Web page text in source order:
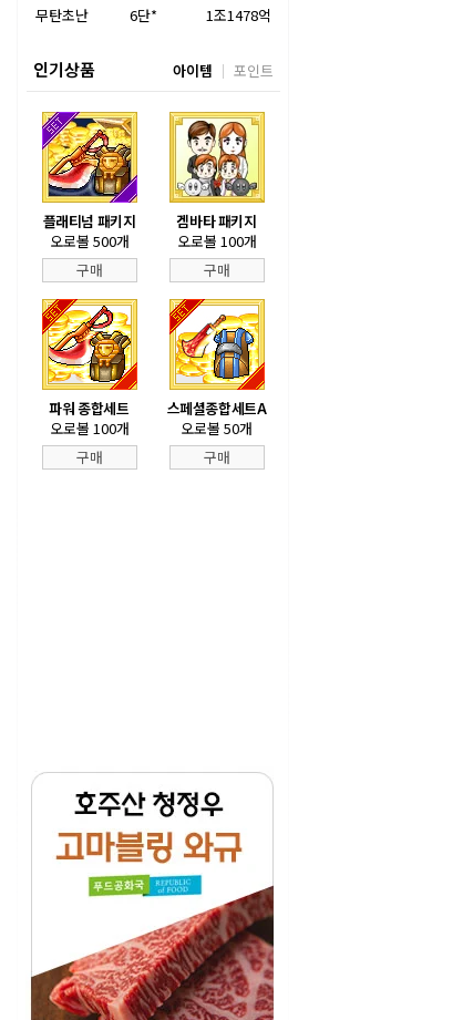
무탄초난
6단* 1조1478억
인기상품 아이템 포인트
플래티넘 패키지
오로볼 500개
구매
겜바타 패키지
오로볼 100개
구매
파워 종합세트
오로볼 100개
구매
스페셜종합세트A
오로볼 50개
구매